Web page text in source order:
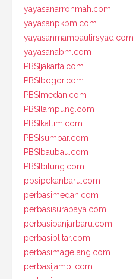
yayasanarrohmah.com
yayasanpkbm.com
yayasanmambaulirsyad.com
yayasanabm.com
PBSIjakarta.com
PBSIbogor.com
PBSImedan.com
PBSIlampung.com
PBSIkaltim.com
PBSIsumbar.com
PBSIbaubau.com
PBSIbitung.com
pbsipekanbaru.com
perbasimedan.com
perbasisurabaya.com
perbasibanjarbaru.com
perbasiblitar.com
perbasimagelang.com
perbasijambi.com